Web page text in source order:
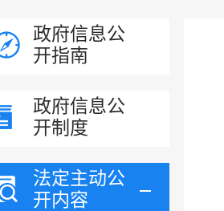
政府信息公
开指南
政府信息公
开制度
法定主动公
开内容